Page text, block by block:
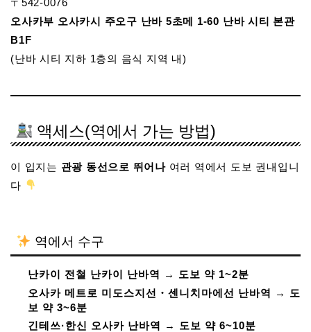
오사카부 오사카시 주오구 난바 5초메 1-60 난바 시티 본관
B1F
(난바 시티 지하 1층의 음식 지역 내)
액세스(역에서 가는 방법)
이 입지는 관광 동선으로 뛰어나여러 역에서 도보 권내입니
다
역에서 수구
난카이 전철 난카이 난바역 →
도보 약 1~2분
오사카 메트로 미도스지선・센니치마에선 난바역
→
도
보 약 3~6분
긴테쓰·한신 오사카 난바역
→
도보 약 6~10분